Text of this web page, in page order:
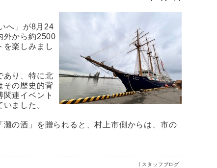
へ」が8月24
外から約2500
を楽しみまし
あり、特に北
その歴史的背
連イベント
ました。
の酒」を贈られると、村上市側からは、市の
スタッフブログ